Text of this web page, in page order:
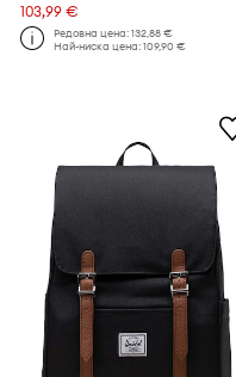
103,99 €
Редовна цена:132,88 €
Най-ниска цена:109,90 €